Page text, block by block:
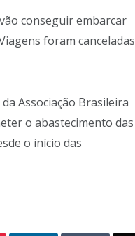
conseguir embarcar
foram canceladas
Associação Brasileira
o abastecimento das
o início das